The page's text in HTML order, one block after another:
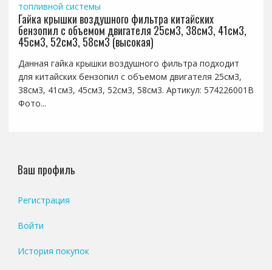
топливной системы
Гайка крышки воздушного фильтра китайских
бензопил с объемом двигателя 25см3, 38см3, 41см3,
45см3, 52см3, 58см3 (высокая)
Данная гайка крышки воздушного фильтра подходит
для китайских бензопил с объемом двигателя 25см3,
38см3, 41см3, 45см3, 52см3, 58см3. Артикул: 574226001B
Фото...
Ваш профиль
Регистрация
Войти
История покупок